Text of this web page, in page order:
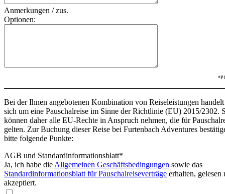
Anmerkungen / zus.
Optionen:
Bei der Ihnen angebotenen Kombination von Reiseleistungen handelt
sich um eine Pauschalreise im Sinne der Richtlinie (EU) 2015/2302.
können daher alle EU-Rechte in Anspruch nehmen, die für
gelten. Zur Buchung dieser Reise bei Furtenbach Adventures
bitte folgende Punkte:
AGB und Standardinformationsblatt*
Ja, ich habe die Allgemeinen Geschäftsbedingungen sowie das
Standardinformationsblatt für Pauschalreiseverträge erhalten, gelesen
akzeptiert.